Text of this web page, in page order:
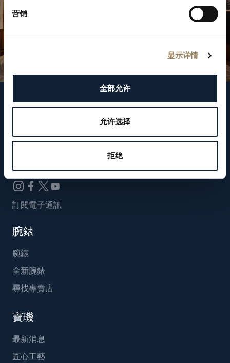
营销
显示详情
全部允许
允许选择
拒绝
關注我們
WeChat ID
Breguet_China
訂閱電子通訊
腕錶
腕錶
全新腕錶
尋找專賣店
寶璣
最新消息
匠心工藝